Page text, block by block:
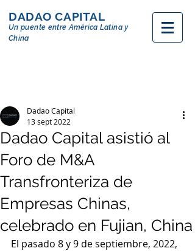
DADAO CAPITAL
Un puente entreAmérica Latina y
China
Dadao Capital asistió al
Foro de M&A
Transfronteriza de
Empresas Chinas,
celebrado en Fujian, China
Dadao Capital
13 sept 2022
El pasado 8 y 9 de septiembre, 2022,